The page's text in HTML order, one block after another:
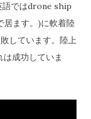
語ではdrone ship
居ます。)に軟着陸
しています。陸上
成功していま